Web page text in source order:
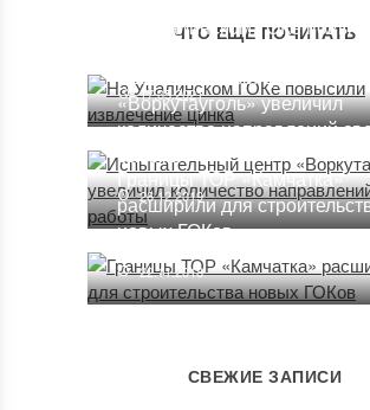
ЧТО ЕЩЕ ПОЧИТАТЬ
На Учалинском ГОКе
17.05.2021
Испытательный центр
«Воркутауголь» увеличил
количество направлений
работы
26.12.2019
Границы ТОР «Камчатка»
расширили для
новых ГОКов
22.11.2018
СВЕЖИЕ ЗАПИСИ